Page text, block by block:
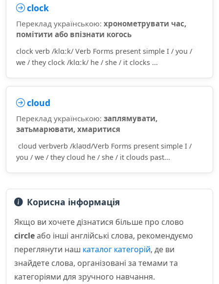
clock
Переклад українською: хронометрувати час,
помітити або впізнати когось
clock verb /klɑːk/ Verb Forms present simple I / you /
we / they clock /klɑːk/ he / she / it clocks ...
cloud
Переклад українською: заплямувати,
затьмарювати, хмаритися
cloud verbverb /klaʊd/Verb Forms present simple I /
you / we / they cloud he / she / it clouds past...
Корисна інформація
Якщо ви хочете дізнатися більше про слово
circleабо інші англійські слова, рекомендуємо
переглянути наш каталог категорій, де ви
знайдете слова, організовані за темами та
категоріями для зручного навчання.